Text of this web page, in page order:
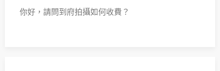
你好，請問到府拍攝如何收費？